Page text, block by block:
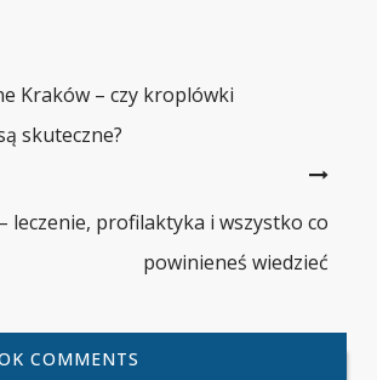
Kraków – czy kroplówki
skuteczne?
leczenie, profilaktyka i wszystko co
powinieneś wiedzieć
COMMENTS